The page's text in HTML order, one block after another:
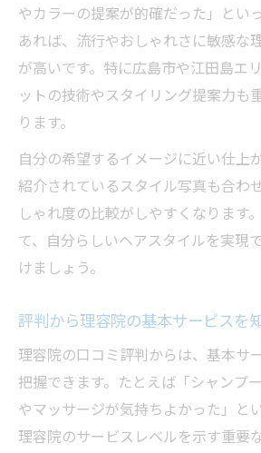
やカラーの提案が的確だった」とい
あれば、流行やおしゃれさに敏感な
が高いです。特に広島市や江田島エ
ットの技術やスタイリング提案力も
ります。
自分の希望するイメージに近い仕上
紹介されているスタイル写真も合わ
しゃれ度の比較がしやすくなります
て、自分らしいヘアスタイルを実現
けましょう。
評判から理容院の基本サービスを
理容院の口コミ評判からは、基本サ
把握できます。たとえば「シャンプ
やマッサージが気持ちよかった」と
理容院のサービスレベルを示す重要